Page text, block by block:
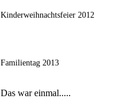
Kinderweihnachtsfeier 2012
Familientag 2013
Das war einmal.....